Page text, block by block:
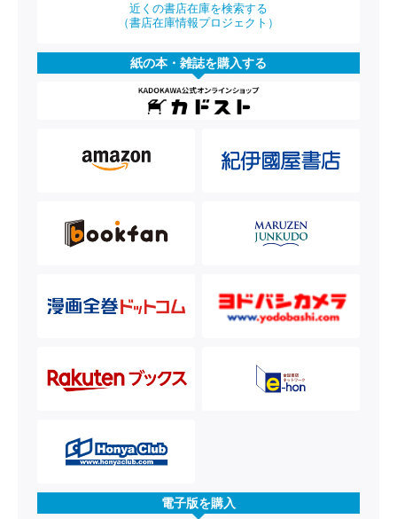
近くの書店在庫を検索する
（書店在庫情報プロジェクト）
紙の本・雑誌を購入する
電子版を購入